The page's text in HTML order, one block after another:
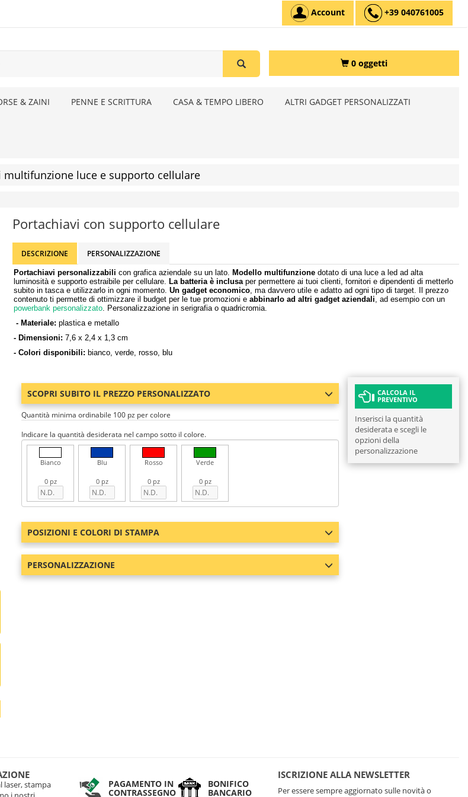
Account +39 040761005
0 oggetti
& ZAINI PENNE E SCRITTURA CASA & TEMPO LIBERO ALTRI GADGET PERSONALIZZATI
multifunzione luce e supporto cellulare
Portachiavi con supporto cellulare
DESCRIZIONE PERSONALIZZAZIONE
Portachiavi personalizzabili con grafica aziendale su un lato. Modello multifunzione dotato di una luce a led ad alta
luminosità e supporto estraibile per cellulare. La batteria è inclusaper permettere ai tuoi clienti, fornitori e dipendenti di metterlo
subito in tasca e utilizzarlo in ogni momento. Un gadget economico, ma davvero utile e adatto ad ogni tipo di target. Il prezzo
contenuto ti permette di ottimizzare il budget per le tue promozioni e abbinarlo ad altri gadget aziendali, ad esempio con un
powerbank personalizzato. Personalizzazione in serigrafia o quadricromia.
- Materiale: plastica e metallo
- Dimensioni: 7,6 x 2,4 x 1,3 cm
- Colori disponibili: bianco, verde, rosso, blu
SCOPRI SUBITO IL PREZZO PERSONALIZZATO
Quantità minima ordinabile 100 pz per colore
Indicare la quantità desiderata nel campo sotto il colore.
Bianco
0 pz
Blu
0 pz
Rosso
0 pz
Verde
0 pz
POSIZIONI E COLORI DI STAMPA
PERSONALIZZAZIONE
CALCOLA IL
PREVENTIVO
Inserisci la quantità
desiderata e scegli le
opzioni della
personalizzazione
laser, stampa
PAGAMENTO IN
CONTRASSEGNO
BONIFICO
BANCARIO
ISCRIZIONE ALLA NEWSLETTER
Per essere sempre aggiornato sulle novità o